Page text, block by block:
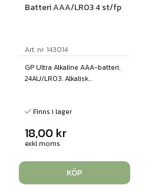
Batteri AAA/LR03 4 st/fp
Art. nr: 143014
GP Ultra Alkaline AAA-batteri,
24AU/LR03. Alkalisk...
Finns i lager
18,00 kr
exkl moms
KÖP